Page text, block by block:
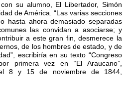
su alumno, El Libertador, Simón
de América. “Las varias secciones
hasta ahora demasiado separadas
las convidan a asociarse; y
a este gran fin, desmerece la
de los hombres de estado, y de
escribiría en su texto “Congreso
primera vez en “El Araucano”,
8 y 15 de noviembre de 1844,